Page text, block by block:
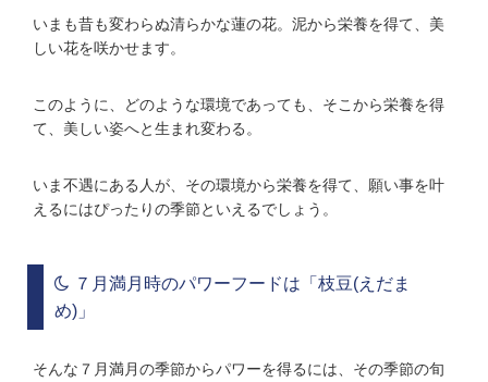
いまも昔も変わらぬ清らかな蓮の花。泥から栄養を得て、美
しい花を咲かせます。
このように、どのような環境であっても、そこから栄養を得
て、美しい姿へと生まれ変わる。
いま不遇にある人が、その環境から栄養を得て、願い事を叶
えるにはぴったりの季節といえるでしょう。
７月満月時のパワーフードは「枝豆(えだま
め)」
そんな７月満月の季節からパワーを得るには、その季節の旬